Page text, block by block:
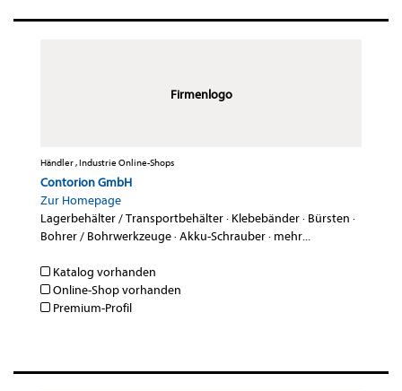
Firmenlogo
Händler , Industrie Online-Shops
Contorion GmbH
Zur Homepage
Lagerbehälter / Transportbehälter· Klebebänder· Bürsten ·
Bohrer / Bohrwerkzeuge·Akku-Schrauber· mehr...
Katalog vorhanden
Online-Shop vorhanden
Premium-Profil